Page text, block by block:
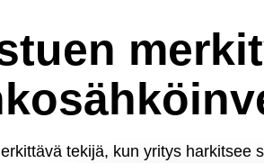
tekijä, kun yritys harkitsee